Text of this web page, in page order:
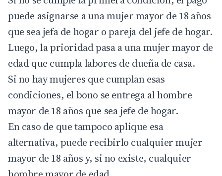
puede asignarse a una mujer mayor de 18 años
que sea jefa de hogar o pareja del jefe de hogar.
Luego, la prioridad pasa a una mujer mayor de
edad que cumpla labores de dueña de casa.
Si no hay mujeres que cumplan esas
condiciones, el bono se entrega al hombre
mayor de 18 años que sea jefe de hogar.
En caso de que tampoco aplique esa
alternativa, puede recibirlo cualquier mujer
mayor de 18 años y, si no existe, cualquier